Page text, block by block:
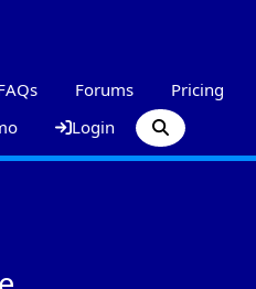
Forums
Pricing
Login